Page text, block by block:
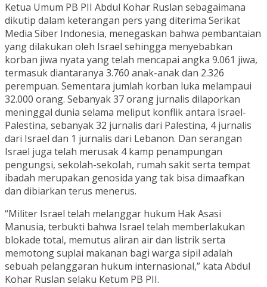
Ketua Umum PB PII Abdul Kohar Ruslan sebagaimana
dikutip dalam keterangan pers yang diterima Serikat
Media Siber Indonesia, menegaskan bahwa pembantaian
yang dilakukan oleh Israel sehingga menyebabkan
korban jiwa nyata yang telah mencapai angka 9.061 jiwa,
termasuk diantaranya 3.760 anak-anak dan 2.326
perempuan. Sementara jumlah korban luka melampaui
32.000 orang. Sebanyak 37 orang jurnalis dilaporkan
meninggal dunia selama meliput konflik antara Israel-
Palestina, sebanyak 32 jurnalis dari Palestina, 4 jurnalis
dari Israel dan 1 jurnalis dari Lebanon. Dan serangan
Israel juga telah merusak 4 kamp penampungan
pengungsi, sekolah-sekolah, rumah sakit serta tempat
ibadah merupakan genosida yang tak bisa dimaafkan
dan dibiarkan terus menerus.
“Militer Israel telah melanggar hukum Hak Asasi
Manusia, terbukti bahwa Israel telah memberlakukan
blokade total, memutus aliran air dan listrik serta
memotong suplai makanan bagi warga sipil adalah
sebuah pelanggaran hukum internasional,” kata Abdul
Kohar Ruslan selaku Ketum PB PII.